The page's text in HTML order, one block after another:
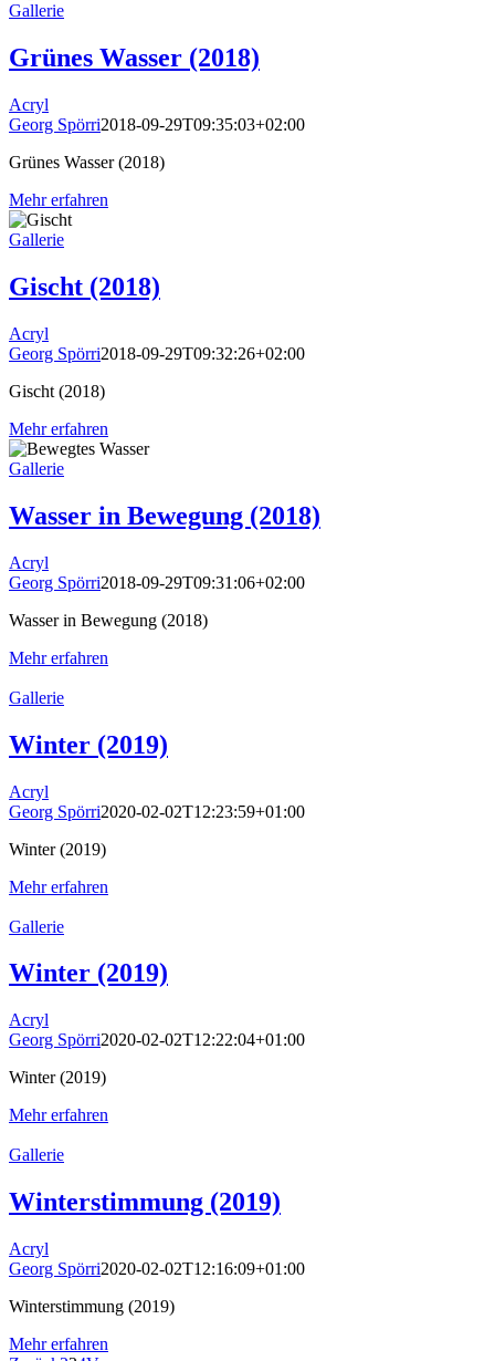
Gallerie
Grünes Wasser (2018)
Acryl
Georg Spörri2018-09-29T09:35:03+02:00
Grünes Wasser (2018)
Mehr erfahren
Gallerie
Gischt (2018)
Acryl
Georg Spörri2018-09-29T09:32:26+02:00
Gischt (2018)
Mehr erfahren
Gallerie
Wasser in Bewegung (2018)
Acryl
Georg Spörri2018-09-29T09:31:06+02:00
Wasser in Bewegung (2018)
Mehr erfahren
Gallerie
Winter (2019)
Acryl
Georg Spörri2020-02-02T12:23:59+01:00
Winter (2019)
Mehr erfahren
Gallerie
Winter (2019)
Acryl
Georg Spörri2020-02-02T12:22:04+01:00
Winter (2019)
Mehr erfahren
Gallerie
Winterstimmung (2019)
Acryl
Georg Spörri2020-02-02T12:16:09+01:00
Winterstimmung (2019)
Mehr erfahren